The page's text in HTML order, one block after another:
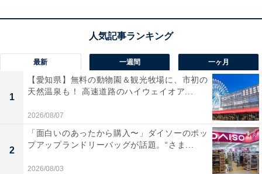
最新 一週間 一ヶ月
1
【愛知県】無料の動物園＆観光牧場に、市初の
天然温泉も！ 高速道路のハイウェイオア...
2026/08/07
2
「面白いのあったから購入〜」ダイソーのポッ
プアップランドリーバッグが話題。“さま...
2026/08/03